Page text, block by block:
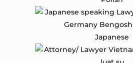
Japanese